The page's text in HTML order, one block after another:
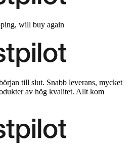
will buy again
till slut. Snabb leverans, mycket
av hög kvalitet. Allt kom